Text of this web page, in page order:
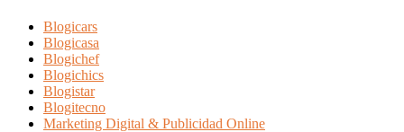
Blogicars
Blogicasa
Blogichef
Blogichics
Blogistar
Blogitecno
Marketing Digital & Publicidad Online